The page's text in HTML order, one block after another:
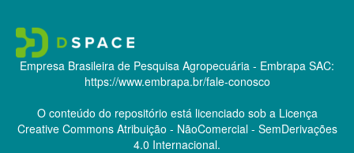
Empresa Brasileira de Pesquisa Agropecuária - Embrapa SAC:
https://www.embrapa.br/fale-conosco
O conteúdo do repositório está licenciado sob a Licença
Creative CommonsAtribuição - NãoComercial - SemDerivações
4.0 Internacional.